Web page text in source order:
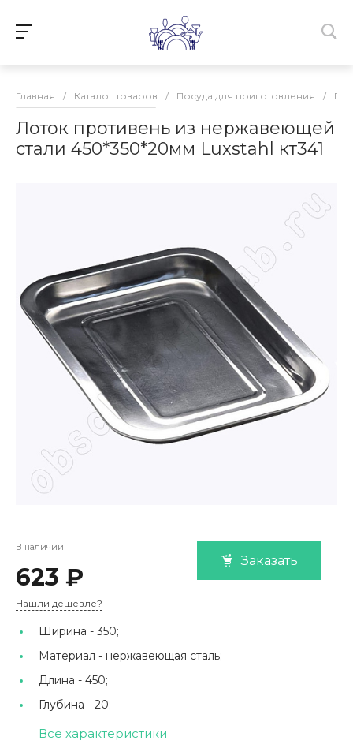
Главная / Каталог товаров / Посуда для приготовления /
Лоток противень из нержавеющей
стали 450*350*20мм Luxstahl кт341
В наличии
623 ₽
Заказать
Нашли дешевле?
Ширина - 350;
Материал - нержавеющая сталь;
Длина - 450;
Глубина - 20;
Все характеристики